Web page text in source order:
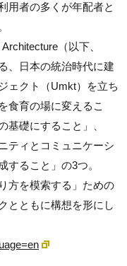
用者の多くが年配者と
（以下、
、日本の統治時代に建
ェクト（Umkt）を立ち
食育の場に変えるこ
礎にすること」、
ティとコミュニケーシ
すること」の3つ。
方を模索する」ための
とともに構想を形にし